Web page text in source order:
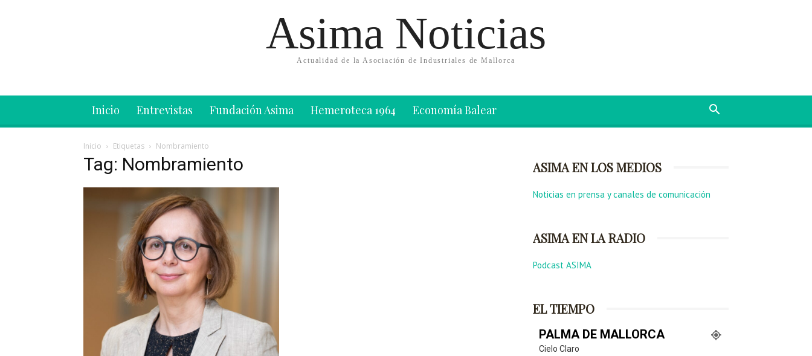
Asima Noticias
Actualidad de la Asociación de Industriales de Mallorca
Inicio Entrevistas Fundación Asima Hemeroteca 1964 Economía Balear
Inicio Etiquetas Nombramiento
Tag: Nombramiento ASIMA EN LOS MEDIOS
Noticias en prensa y canales de comunicación
ASIMA EN LA RADIO
Podcast ASIMA
EL TIEMPO
PALMA DE MALLORCA
Cielo Claro